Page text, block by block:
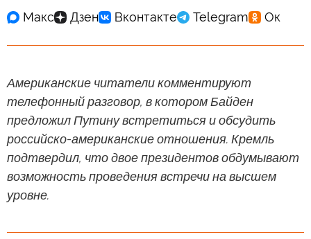
Американские читатели комментируют
телефонный разговор, в котором Байден
предложил Путину встретиться и обсудить
российско-американские отношения. Кремль
подтвердил, что двое президентов обдумывают
возможность проведения встречи на высшем
уровне.